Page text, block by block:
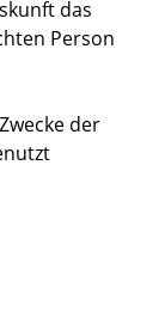
das
Person
der